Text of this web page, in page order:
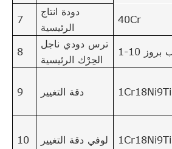
7
دودة انتاج
الرئيسية
40Cr
8
ترس دودي ناجل
الحِرْك الرئيسية
10-1
9 دقة التغيير 1Cr18Ni9Ti
10 لوفي دقة التغيير 1Cr18Ni9Ti